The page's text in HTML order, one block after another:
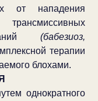
от нападения
трансмиссивных
(бабезиоз,
терапии
блохами.
однократного